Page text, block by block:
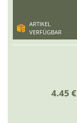
ARTIKEL
VERFÜGBAR
4.45 €